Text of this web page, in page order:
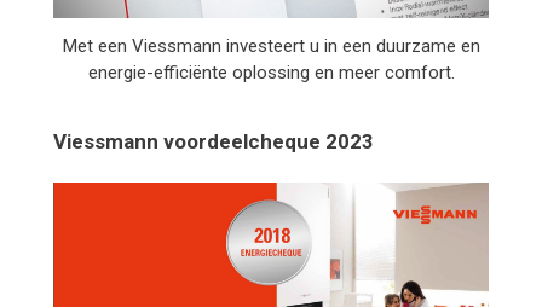
Met een Viessmann investeert u in een duurzame en
energie-efficiënte oplossing en meer comfort.
Viessmann voordeelcheque 2023